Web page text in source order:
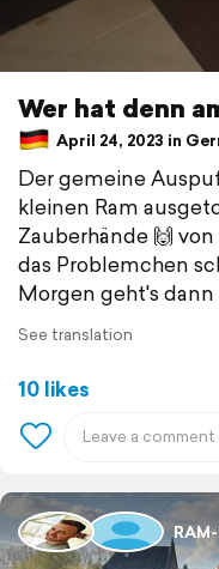
Wer hat denn
April 24, 2023 in
Der gemeine
kleinen Ram
Zauberhände 🙌
das Problemchen
Morgen geht's
See translation
10 likes